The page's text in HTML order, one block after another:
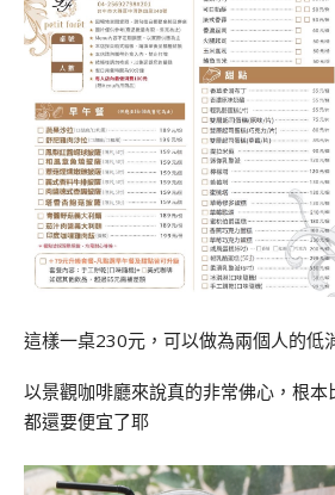
這樣一桌230元，可以做為兩個人的低
以景觀咖啡廳來說真的非常佛心，根
都還要便宜了耶